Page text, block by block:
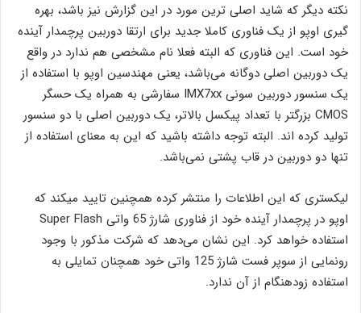
نکته دیگر که شاید اصلی ترین مورد در این گزارش نیز باشد، بهره
گیری اوپو از یک فناوری کاملا جدید برای ارتقا دوربین پرچمدار آینده
خود است. این فناوری که البته فعلا نام مشخصی هم ندارد در واقع
یک دوربین اصلی دوگانه می‌باشد، یعنی مهندسین اوپو با استفاده از
یک سنسور دوربین سونی IMX7xx سفارشی به همراه یک حسگر
CMOS بزرگتر با تعداد پیکسل بالاتر، یک دوربین اصلی با دو سنسور
تولید کرده اند. البته توجه داشته باشید که این به معنای استفاده از
تنها دو دوربین در قاب پشتی نمی‌باشد.
لیکستری که این اطلاعات را منتشر کرده همچنین تایید میکند که
اوپو در پرچمدار آینده خود از فناوری شارژ 65 واتی Super Flash
استفاده خواهد کرد. این نشان می‌دهد که شرکت مذکور با وجود
رونمایی از سوپر فست شارژ 125 واتی خود همچنان تمایلی به
استفاده زودهنگام از آن ندارد.